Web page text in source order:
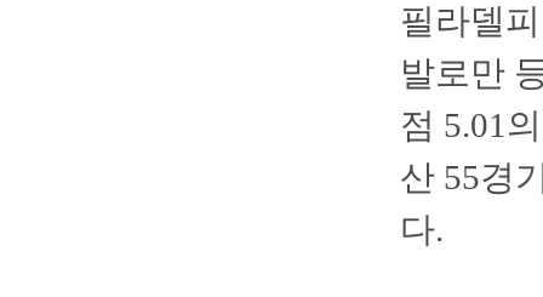
필라델
발로만
점 5.01
산 55경
다.